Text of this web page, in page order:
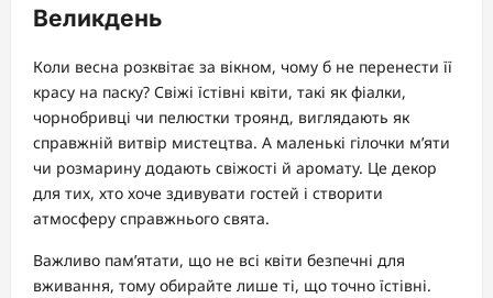
Великдень
Коли весна розквітає за вікном, чому б не перенести її
красу на паску? Свіжі їстівні квіти, такі як фіалки,
чорнобривці чи пелюстки троянд, виглядають як
справжній витвір мистецтва. А маленькі гілочки м’яти
чи розмарину додають свіжості й аромату. Це декор
для тих, хто хоче здивувати гостей і створити
атмосферу справжнього свята.
Важливо пам’ятати, що не всі квіти безпечні для
вживання, тому обирайте лише ті, що точно їстівні.